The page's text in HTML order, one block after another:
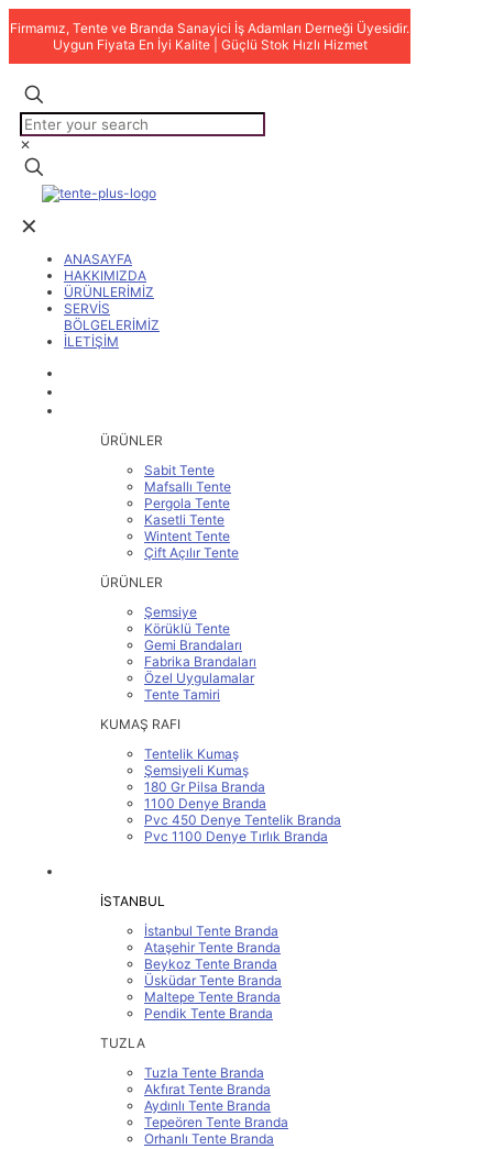
Firmamız, Tente ve Branda Sanayici İş Adamları Derneği Üyesidir.
Uygun Fiyata En İyi Kalite | Güçlü Stok Hızlı Hizmet
✕
✕
ANASAYFA
HAKKIMIZDA
ÜRÜNLERİMİZ
SERVİS
BÖLGELERİMİZ
İLETİŞİM
ÜRÜNLER
Sabit Tente
Mafsallı Tente
Pergola Tente
Kasetli Tente
Wintent Tente
Çift Açılır Tente
ÜRÜNLER
Şemsiye
Körüklü Tente
Gemi Brandaları
Fabrika Brandaları
Özel Uygulamalar
Tente Tamiri
KUMAŞ RAFI
Tentelik Kumaş
Şemsiyeli Kumaş
180 Gr Pilsa Branda
1100 Denye Branda
Pvc 450 Denye Tentelik Branda
Pvc 1100 Denye Tırlık Branda
İSTANBUL
İstanbul Tente Branda
Ataşehir Tente Branda
Beykoz Tente Branda
Üsküdar Tente Branda
Maltepe Tente Branda
Pendik Tente Branda
TUZLA
Tuzla Tente Branda
Akfırat Tente Branda
Aydınlı Tente Branda
Tepeören Tente Branda
Orhanlı Tente Branda